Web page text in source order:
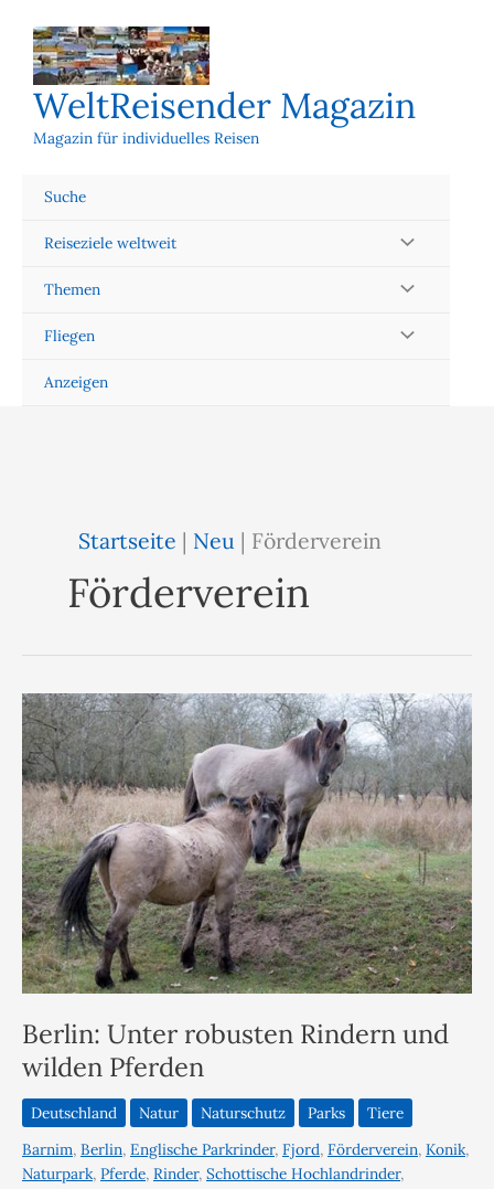
Inhalt
springen
WeltReisender Magazin
Magazin für individuelles Reisen
Suche
Reiseziele weltweit
Themen
Fliegen
Anzeigen
Startseite | Neu | Förderverein
Förderverein
Berlin: Unter robusten Rindern und
wilden Pferden
Deutschland Natur Naturschutz Parks
Tiere
Barnim, Berlin, Englische Parkrinder, Fjord, Förderverein, Konik,
Naturpark, Pferde, Rinder, Schottische Hochlandrinder,